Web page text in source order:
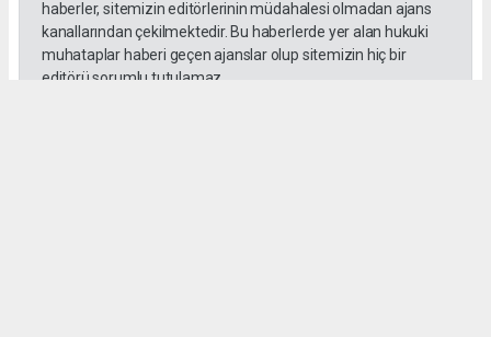
haberler, sitemizin editörlerinin müdahalesi olmadan ajans
kanallarından çekilmektedir. Bu haberlerde yer alan hukuki
muhataplar haberi geçen ajanslar olup sitemizin hiç bir
editörü sorumlu tutulamaz...